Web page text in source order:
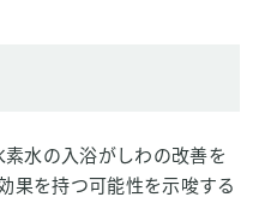
水の入浴がしわの改善を
果を持つ可能性を示唆する